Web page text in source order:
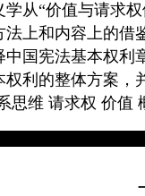
从“价值与请求
法上和内容上的
中国宪法基本权
利的整体方案
思维 请求权 价值